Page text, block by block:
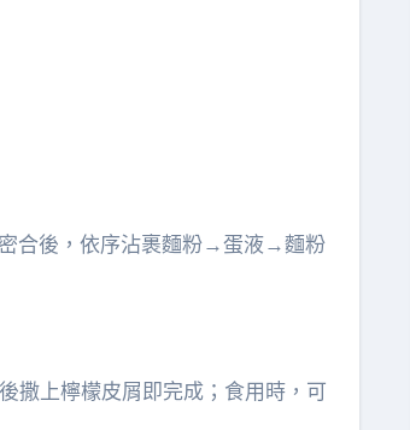
合後，依序沾裹麵粉→蛋液→麵粉
撒上檸檬皮屑即完成；食用時，可